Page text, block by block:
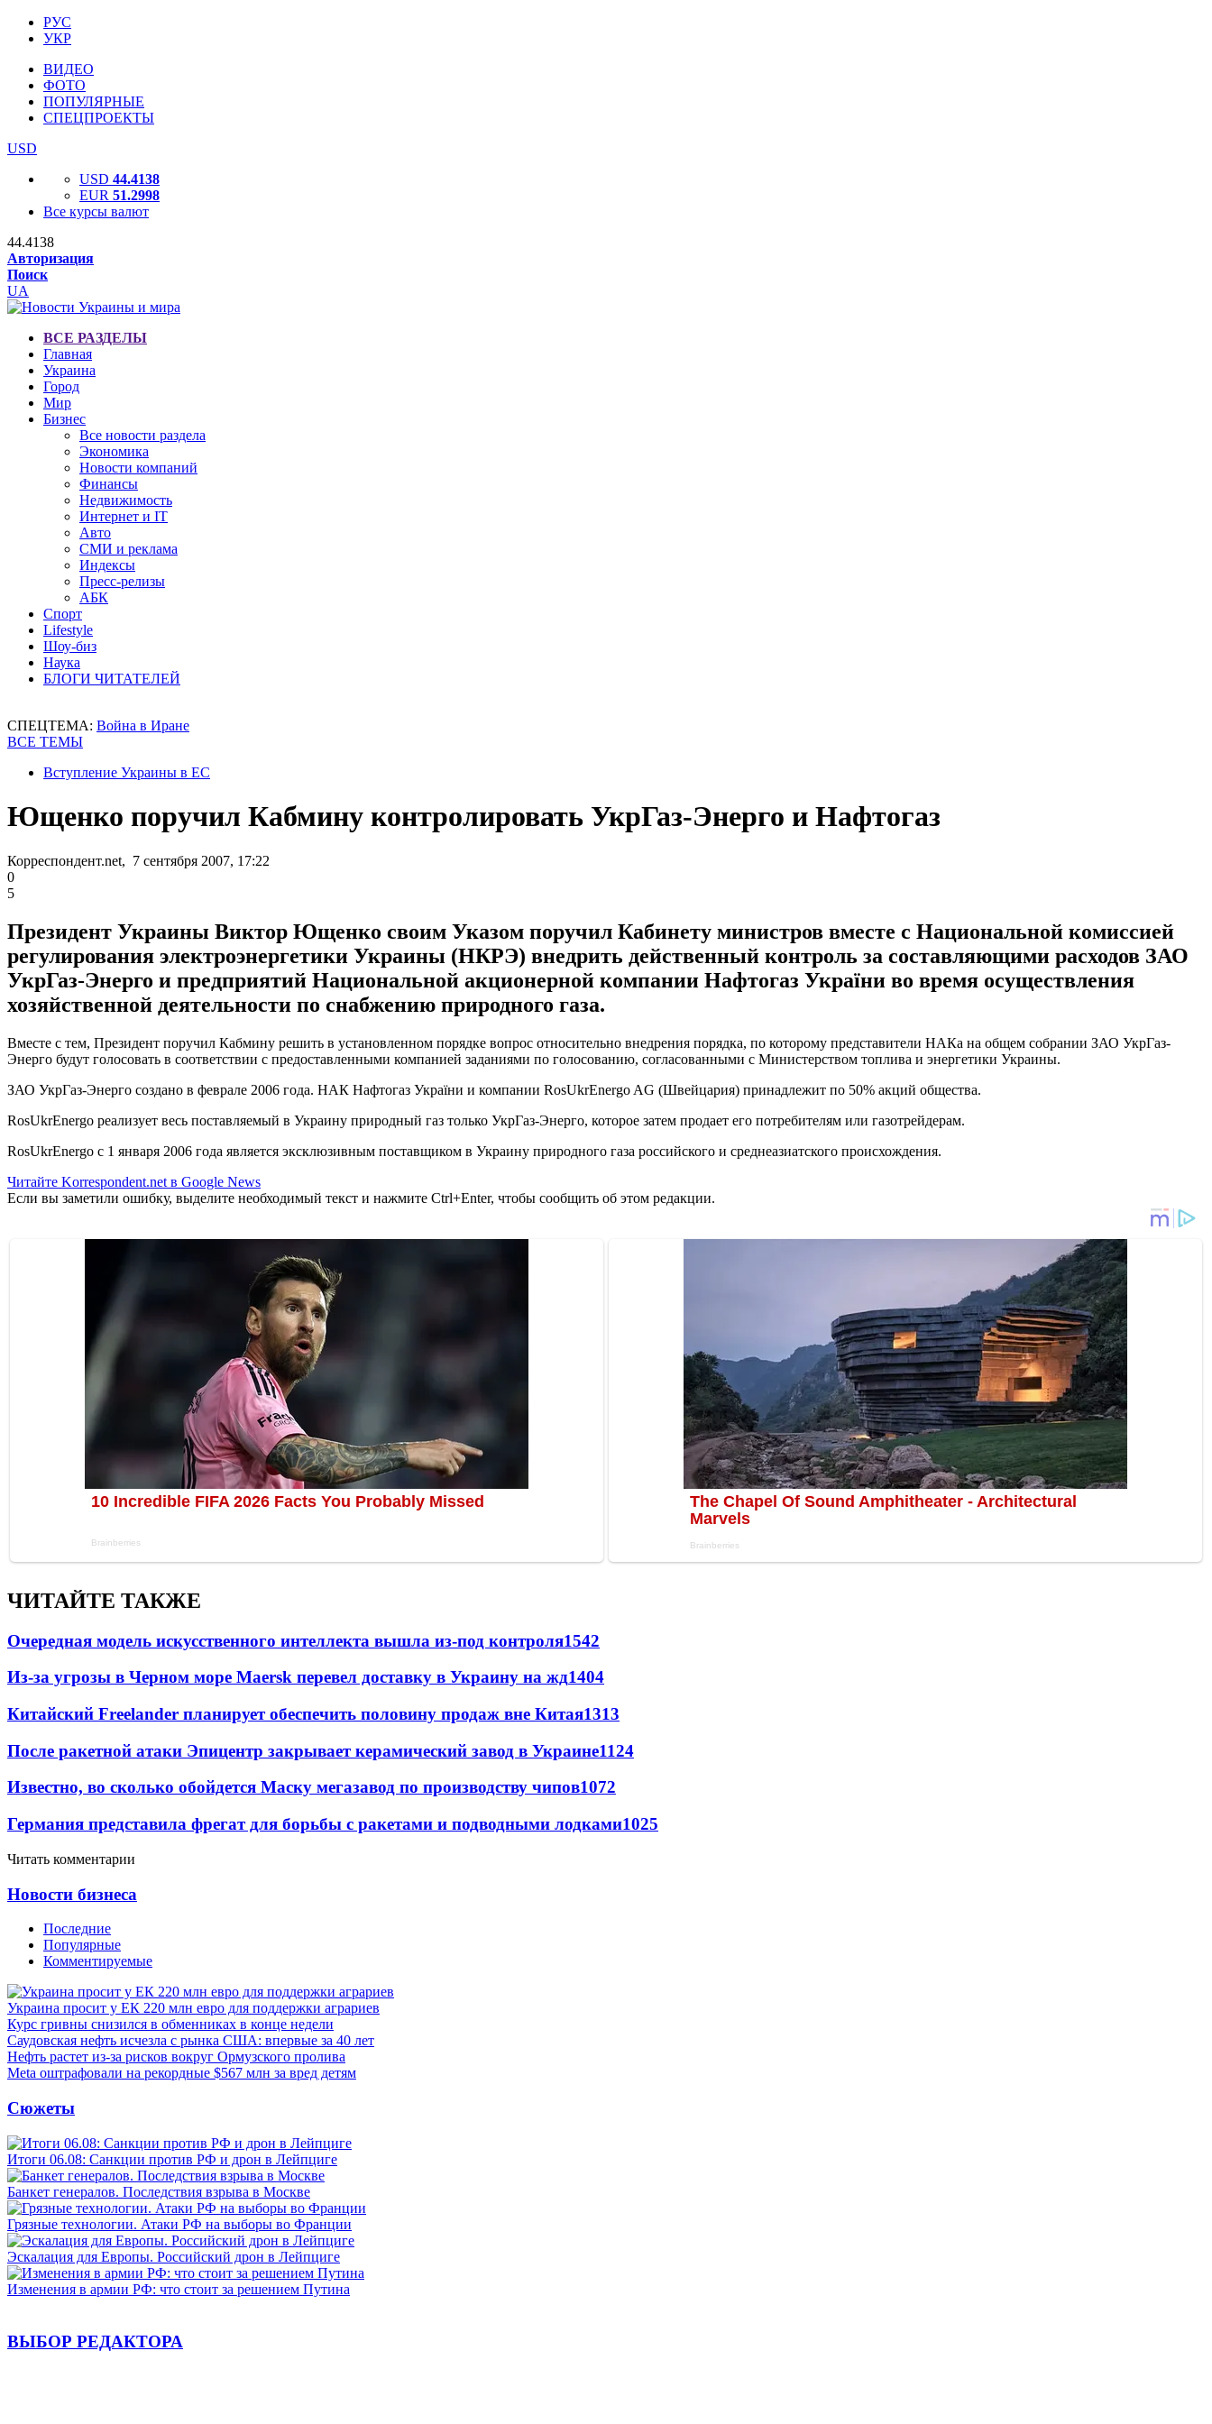
РУС
УКР
ВИДЕО
ФОТО
ПОПУЛЯРНЫЕ
СПЕЦПРОЕКТЫ
USD
USD 44.4138
EUR 51.2998
Все курсы валют
44.4138
Авторизация
Поиск
UA
ВСЕ РАЗДЕЛЫ
Главная
Украина
Город
Мир
Бизнес
Все новости раздела
Экономика
Новости компаний
Финансы
Недвижимость
Интернет и IT
Авто
СМИ и реклама
Индексы
Пресс-релизы
АБК
Спорт
Lifestyle
Шоу-биз
Наука
БЛОГИ ЧИТАТЕЛЕЙ
СПЕЦТЕМА: Война в Иране
ВСЕ ТЕМЫ
Вступление Украины в ЕС
Ющенко поручил Кабмину контролировать УкрГаз-Энерго и Нафтогаз
Корреспондент.net, 7 сентября 2007, 17:22
0
5
Президент Украины Виктор Ющенко своим Указом поручил Кабинету министров вместе с Национальной комиссией
регулирования электроэнергетики Украины (НКРЭ) внедрить действенный контроль за составляющими расходов ЗАО
УкрГаз-Энерго и предприятий Национальной акционерной компании Нафтогаз України во время осуществления
хозяйственной деятельности по снабжению природного газа.
Вместе с тем, Президент поручил Кабмину решить в установленном порядке вопрос относительно внедрения порядка, по которому представители НАКа на общем собрании ЗАО УкрГаз-
Энерго будут голосовать в соответствии с предоставленными компанией заданиями по голосованию, согласованными с Министерством топлива и энергетики Украины.
ЗАО УкрГаз-Энерго создано в феврале 2006 года. НАК Нафтогаз України и компании RosUkrEnergo AG (Швейцария) принадлежит по 50% акций общества.
RosUkrEnergo реализует весь поставляемый в Украину природный газ только УкрГаз-Энерго, которое затем продает его потребителям или газотрейдерам.
RosUkrEnergo с 1 января 2006 года является эксклюзивным поставщиком в Украину природного газа российского и среднеазиатского происхождения.
Читайте Korrespondent.net в Google News
Если вы заметили ошибку, выделите необходимый текст и нажмите Ctrl+Enter, чтобы сообщить об этом редакции.
ЧИТАЙТЕ ТАКЖЕ
Очередная модель искусственного интеллекта вышла из-под контроля1542
Из-за угрозы в Черном море Maersk перевел доставку в Украину на жд1404
Китайский Freelander планирует обеспечить половину продаж вне Китая1313
После ракетной атаки Эпицентр закрывает керамический завод в Украине1124
Известно, во сколько обойдется Маску мегазавод по производству чипов1072
Германия представила фрегат для борьбы с ракетами и подводными лодками1025
Читать комментарии
Новости бизнеса
Последние
Популярные
Комментируемые
Украина просит у ЕК 220 млн евро для поддержки аграриев
Курс гривны снизился в обменниках в конце недели
Саудовская нефть исчезла с рынка США: впервые за 40 лет
Нефть растет из-за рисков вокруг Ормузского пролива
Meta оштрафовали на рекордные $567 млн за вред детям
Сюжеты
Итоги 06.08: Санкции против РФ и дрон в Лейпциге
Банкет генералов. Последствия взрыва в Москве
Грязные технологии. Атаки РФ на выборы во Франции
Эскалация для Европы. Российский дрон в Лейпциге
Изменения в армии РФ: что стоит за решением Путина
ВЫБОР РЕДАКТОРА